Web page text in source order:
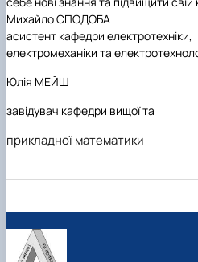
Михайло СПОДОБА
асистент кафедри електротехніки,
електромеханіки та
Юлія МЕЙШ
завідувач кафедри вищої та
прикладної математики